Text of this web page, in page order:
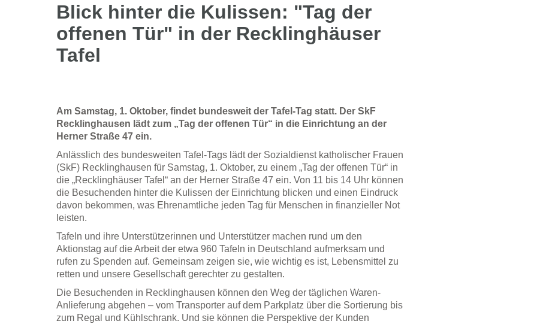
Blick hinter die Kulissen: "Tag der
offenen Tür" in der Recklinghäuser
Tafel
Am Samstag, 1. Oktober, findet bundesweit der Tafel-Tag statt. Der SkF
Recklinghausen lädt zum „Tag der offenen Tür“ in die Einrichtung an der
Herner Straße 47 ein.
Anlässlich des bundesweiten Tafel-Tags lädt der Sozialdienst katholischer Frauen
(SkF) Recklinghausen für Samstag, 1. Oktober, zu einem „Tag der offenen Tür“ in
die „Recklinghäuser Tafel“ an der Herner Straße 47 ein. Von 11 bis 14 Uhr können
die Besuchenden hinter die Kulissen der Einrichtung blicken und einen Eindruck
davon bekommen, was Ehrenamtliche jeden Tag für Menschen in finanzieller Not
leisten.
Tafeln und ihre Unterstützerinnen und Unterstützer machen rund um den
Aktionstag auf die Arbeit der etwa 960 Tafeln in Deutschland aufmerksam und
rufen zu Spenden auf. Gemeinsam zeigen sie, wie wichtig es ist, Lebensmittel zu
retten und unsere Gesellschaft gerechter zu gestalten.
Die Besuchenden in Recklinghausen können den Weg der täglichen Waren-
Anlieferung abgehen – vom Transporter auf dem Parkplatz über die Sortierung bis
zum Regal und Kühlschrank. Und sie können die Perspektive der Kunden